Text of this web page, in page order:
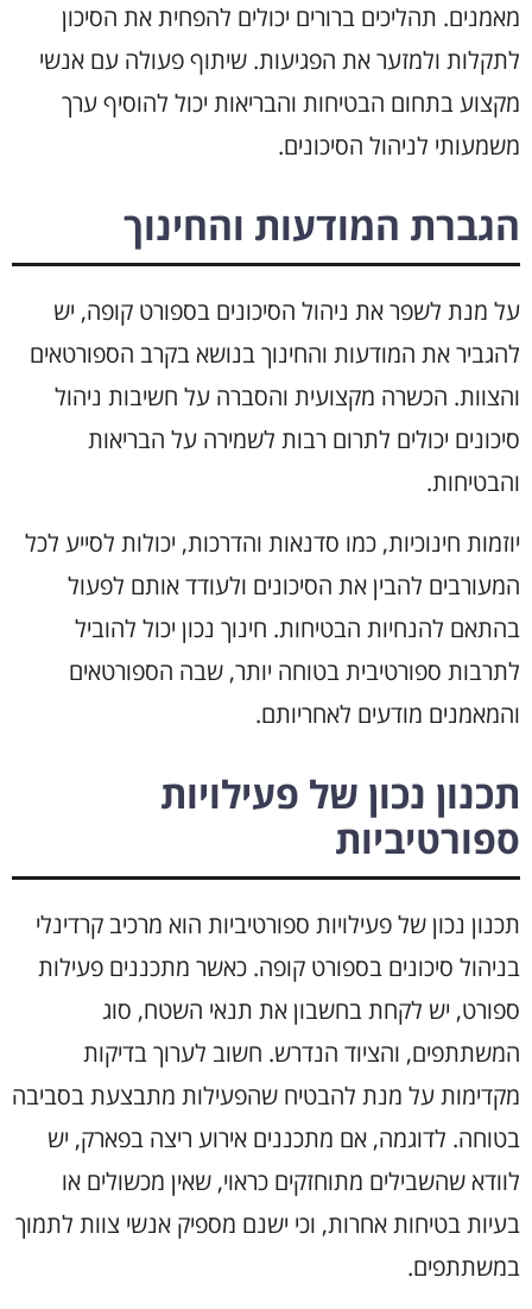
מאמנים. תהליכים ברורים יכולים להפחית את הסיכון
לתקלות ולמזער את הפגיעות. שיתוף פעולה עם אנשי
מקצוע בתחום הבטיחות והבריאות יכול להוסיף ערך
משמעותי לניהול הסיכונים.
הגברת המודעות והחינוך
על מנת לשפר את ניהול הסיכונים בספורט קופה, יש
להגביר את המודעות והחינוך בנושא בקרב הספורטאים
והצוות. הכשרה מקצועית והסברה על חשיבות ניהול
סיכונים יכולים לתרום רבות לשמירה על הבריאות
והבטיחות.
יוזמות חינוכיות, כמו סדנאות והדרכות, יכולות לסייע לכל
המעורבים להבין את הסיכונים ולעודד אותם לפעול
בהתאם להנחיות הבטיחות. חינוך נכון יכול להוביל
לתרבות ספורטיבית בטוחה יותר, שבה הספורטאים
והמאמנים מודעים לאחריותם.
תכנון נכון של פעילויות
ספורטיביות
תכנון נכון של פעילויות ספורטיביות הוא מרכיב קרדינלי
בניהול סיכונים בספורט קופה. כאשר מתכננים פעילות
ספורט, יש לקחת בחשבון את תנאי השטח, סוג
המשתתפים, והציוד הנדרש. חשוב לערוך בדיקות
מקדימות על מנת להבטיח שהפעילות מתבצעת בסביבה
בטוחה. לדוגמה, אם מתכננים אירוע ריצה בפארק, יש
לוודא שהשבילים מתוחזקים כראוי, שאין מכשולים או
בעיות בטיחות אחרות, וכי ישנם מספיק אנשי צוות לתמוך
במשתתפים.